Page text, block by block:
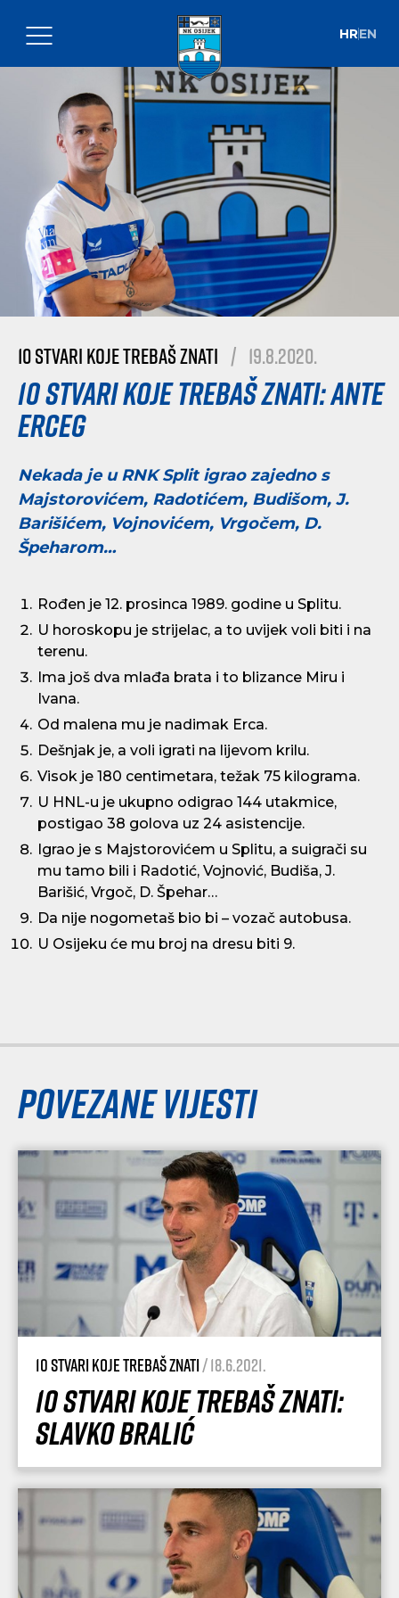
HREN
10 stvari koje trebaš znati | 19.8.2020.
10 stvari koje trebaš znati: Ante
Erceg
Nekada je u RNK Split igrao zajedno s
Majstorovićem, Radotićem, Budišom, J.
Barišićem, Vojnovićem, Vrgočem, D.
Špeharom…
Rođen je 12. prosinca 1989. godine u Splitu.
U horoskopu je strijelac, a to uvijek voli biti i na
terenu.
Ima još dva mlađa brata i to blizance Miru i
Ivana.
Od malena mu je nadimak Erca.
Dešnjak je, a voli igrati na lijevom krilu.
Visok je 180 centimetara, težak 75 kilograma.
U HNL-u je ukupno odigrao 144 utakmice,
postigao 38 golova uz 24 asistencije.
Igrao je s Majstorovićem u Splitu, a suigrači su
mu tamo bili i Radotić, Vojnović, Budiša, J.
Barišić, Vrgoč, D. Špehar…
Da nije nogometaš bio bi – vozač autobusa.
U Osijeku će mu broj na dresu biti 9.
Povezane vijesti
10 stvari koje trebaš znati/ 18.6.2021.
10 stvari koje trebaš znati:
Slavko Bralić